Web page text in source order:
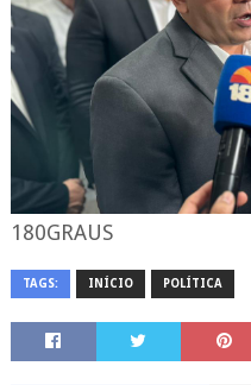
180GRAUS
TAGS: INÍCIO POLÍTICA